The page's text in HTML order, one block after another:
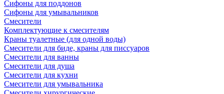
Сифоны для поддонов
Сифоны для умывальников
Смесители
Комплектующие к смесителям
Краны туалетные (для одной воды)
Смесители для биде, краны для писсуаров
Смесители для ванны
Смесители для душа
Смесители для кухни
Смесители для умывальника